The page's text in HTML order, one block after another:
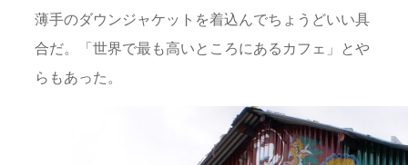
薄手のダウンジャケットを着込んでちょうどいい具
合だ。「世界で最も高いところにあるカフェ」とや
らもあった。